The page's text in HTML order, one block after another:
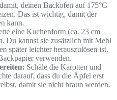
deinen Backofen auf 175°C
Das ist wichtig, damit der
kann.
eine Kuchenform (ca. 23 cm
Du kannst sie zusätzlich mit Mehl
später leichter herauszulösen ist.
verwenden.
Schäle die Karotten und
darauf, dass du die Äpfel erst
damit sie nicht braun werden.